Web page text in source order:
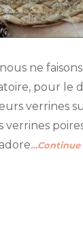
ne
pour le
verrines
verrines
…Continue